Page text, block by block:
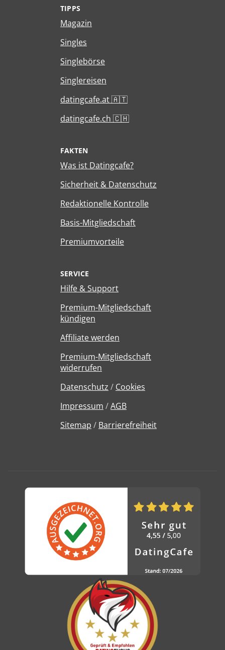
TIPPS
Magazin
Singles
Singlebörse
Singlereisen
datingcafe.at 🇦🇹
datingcafe.ch 🇨🇭
FAKTEN
Was ist Datingcafe?
Sicherheit & Datenschutz
Redaktionelle Kontrolle
Basis-Mitgliedschaft
Premiumvorteile
SERVICE
Hilfe & Support
Premium-Mitgliedschaft
kündigen
Affiliate werden
Premium-Mitgliedschaft
widerrufen
Datenschutz / Cookies
Impressum /AGB
Sitemap / Barrierefreiheit